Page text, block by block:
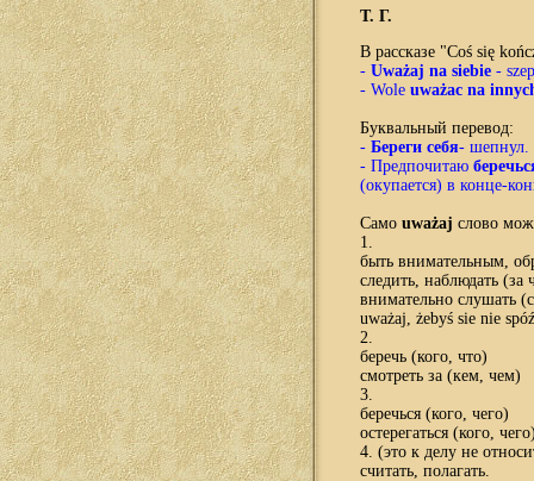
Т. Г.
В рассказе "Coś się ko
- Uważaj na siebie -
- Wole uważac na
Буквальный перевод:
- Береги себя- шепнул.
- Предпочитаю
(окупается) в конце-
Само uważaj слово
1.
быть внимательным,
следить, наблюдать (за
внимательно слушать
uważaj, żebyś sie nie
2.
беречь (кого, что)
смотреть за (кем, чем)
3.
беречься (кого, чего)
остерегаться (кого,
4. (это к делу не
считать, полагать.